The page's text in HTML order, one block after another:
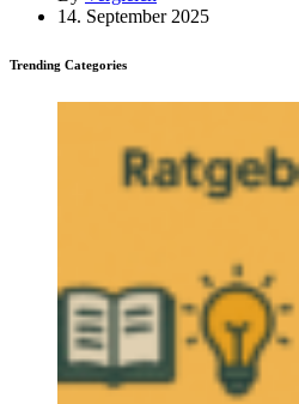
14. September 2025
Trending Categories